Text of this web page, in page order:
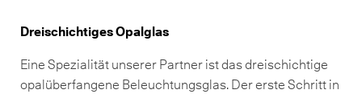
Dreischichtiges Opalglas
Eine Spezialität unserer Partner ist das dreischichtige
opalüberfangene Beleuchtungsglas. Der erste Schritt in